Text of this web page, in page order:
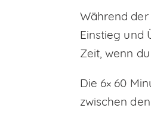
Während
Einstieg und
Zeit, wenn
Die 6× 60
zwischen